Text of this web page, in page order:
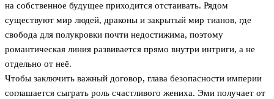
на собственное будущее приходится отстаивать. Рядом
существуют мир людей, драконы и закрытый мир тианов, где
свобода для полукровки почти недостижима, поэтому
романтическая линия развивается прямо внутри интриги, а не
отдельно от неё.
Чтобы заключить важный договор, глава безопасности империи
соглашается сыграть роль счастливого жениха. Эми получает от